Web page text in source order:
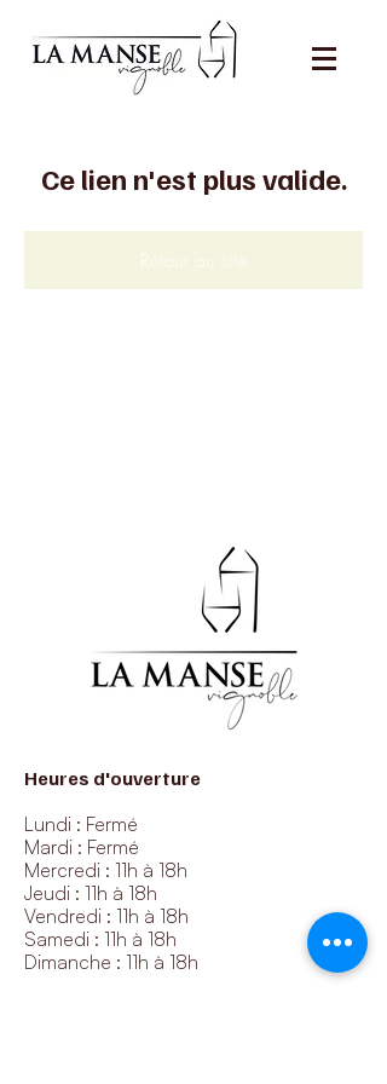
Ce lien n'est plus valide.
Retour au site
Heures d'ouverture
Lundi : Fermé
Mardi : Fermé
Mercredi : 11h à 18h
Jeudi : 11h à 18h
Vendredi : 11h à 18h
Samedi : 11h à 18h
Dimanche : 11h à 18h